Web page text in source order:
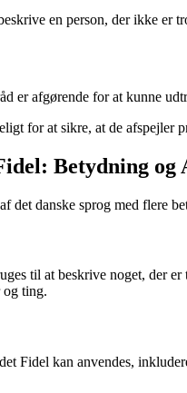
en person, der ikke
er afgørende for at kunne
for at sikre, at de afspejler
Betydning og
det danske sprog med flere
til at beskrive noget, der
og ting.
Fidel kan anvendes,